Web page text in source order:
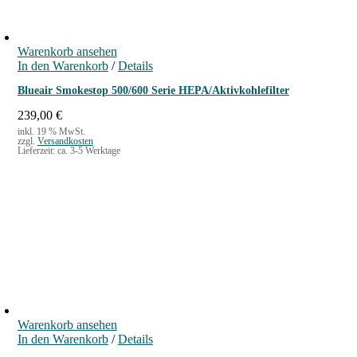
Warenkorb ansehen
In den Warenkorb / Details
Blueair Smokestop 500/600 Serie HEPA/Aktivkohlefilter
239,00 €
inkl. 19 % MwSt.
zzgl. Versandkosten
Lieferzeit: ca. 3-5 Werktage
Warenkorb ansehen
In den Warenkorb / Details